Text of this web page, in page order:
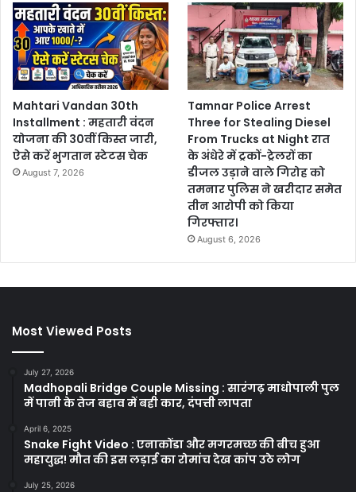
Mahtari Vandan 30th
Installment : महतारी वंदन
योजना की 30वीं किस्त जारी,
ऐसे करें भुगतान स्टेटस चेक
August 7, 2026
Tamnar Police Arrest
Three for Stealing Diesel
From Trucks at Night रात
के अंधेरे में ट्रकों-ट्रेलरों का
डीजल उड़ाने वाले गिरोह को
तमनार पुलिस ने खरीदार समेत
तीन आरोपी को किया
गिरफ्तार।
August 6, 2026
Most Viewed Posts
July 27, 2026
Madhopali Bridge Couple Missing : सारंगढ़ माधोपाली पुल
में पानी के तेज बहाव में बही कार, दंपत्ती लापता
April 6, 2025
Snake Fight Video : एनाकोंडा और मगरमच्छ की बीच हुआ
महायुद्ध! मौत की इस लड़ाई का रोमांच देख कांप उठे लोग
July 25, 2026